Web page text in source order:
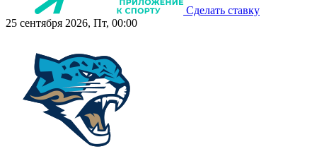
Сделать ставку
25 сентября 2026, Пт, 00:00